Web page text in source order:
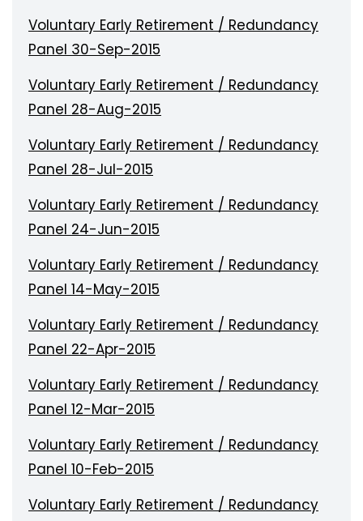
Voluntary Early Retirement / Redundancy
Panel 30-Sep-2015
Voluntary Early Retirement / Redundancy
Panel 28-Aug-2015
Voluntary Early Retirement / Redundancy
Panel 28-Jul-2015
Voluntary Early Retirement / Redundancy
Panel 24-Jun-2015
Voluntary Early Retirement / Redundancy
Panel 14-May-2015
Voluntary Early Retirement / Redundancy
Panel 22-Apr-2015
Voluntary Early Retirement / Redundancy
Panel 12-Mar-2015
Voluntary Early Retirement / Redundancy
Panel 10-Feb-2015
Voluntary Early Retirement / Redundancy